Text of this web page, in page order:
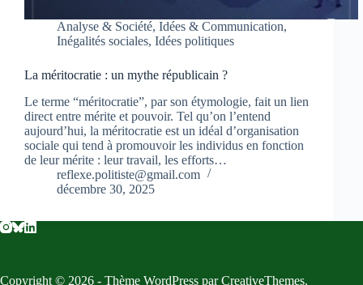
Analyse & Société, Idées & Communication,
Inégalités sociales, Idées politiques
La méritocratie : un mythe républicain ?
Le terme “méritocratie”, par son étymologie, fait un lien
direct entre mérite et pouvoir. Tel qu’on l’entend
aujourd’hui, la méritocratie est un idéal d’organisation
sociale qui tend à promouvoir les individus en fonction
de leur mérite : leur travail, les efforts…
reflexe.politiste@gmail.com
décembre 30, 2025
Copyright © 2026 - Thème WordPress parCreativeThemes.